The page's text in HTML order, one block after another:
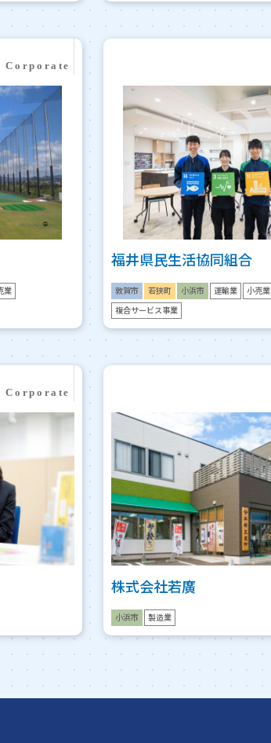
業
福井県民生活協同組合
敦賀市 若狭町 小浜市 運輸業 小売業
複合サービス事業
株式会社若廣
小浜市 製造業